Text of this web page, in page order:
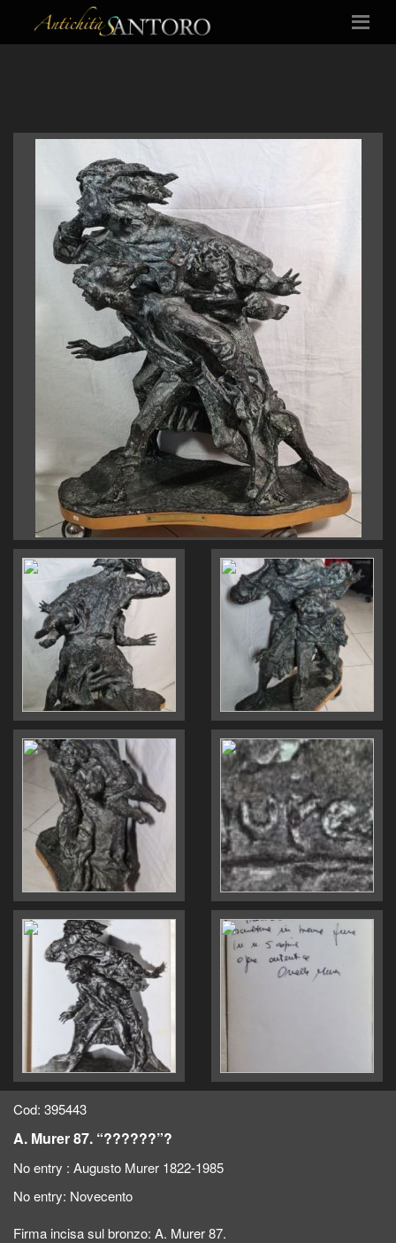
Cod: 395443
A. Murer 87. “??????”?
No entry : Augusto Murer 1822-1985
No entry: Novecento
Firma incisa sul bronzo: A. Murer 87.